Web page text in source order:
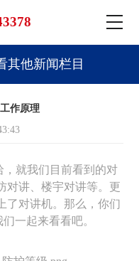
其他新闻栏目
作原理
就我们目前看到的对
对讲、楼宇对讲等。更
了对讲机。那么，你们
一起来看看吧。